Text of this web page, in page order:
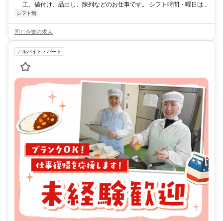
工、値付け、品出し、陳列などのお仕事です。 シフト時間・曜日は...
シフト制
同じ企業の求人
アルバイト・パート